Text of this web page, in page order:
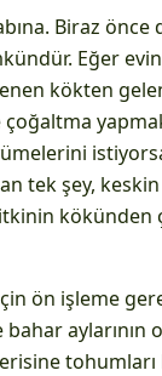
Biraz önce
Eğer
kökten
tek şey,
kökünden
ön işleme
aylarının
tohumları